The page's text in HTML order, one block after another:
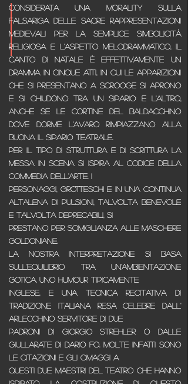
Considerata una morality sulla
falsariga delle sacre rappresentazioni
medievali per la semplice simbolicità
religiosa e l'aspetto melodrammatico, il
Canto di Natale è effettivamente un
dramma in cinque atti, in cui le apparizioni
che si presentano a Scrooge si aprono
e si chiudono tra un sipario e l'altro,
anche se le cortine del baldacchino
dove dorme l'avaro rimpiazzano alla
buona il sipario teatrale.
Per il tipo di struttura e di scrittura la
messa in scena si ispira al codice della
commedia dell'arte. I
personaggi, grotteschi e in una continua
altalena di pulsioni, talvolta benevole
e talvolta deprecabili, si
prestano per somiglianza alle maschere
goldoniane.
La nostra interpretazione si basa
sull'equilibrio tra un'ambientazione
gotica, uno humour tipicamente
inglese, e una tecnica recitativa di
tradizione italiana resa celebre dall'
Arlecchino servitore di due
padroni di Giorgio Strehler o dalle
Giullarate di Dario Fo. Molte infatti sono
le citazioni e gli omaggi a
questi due maestri del teatro che hanno